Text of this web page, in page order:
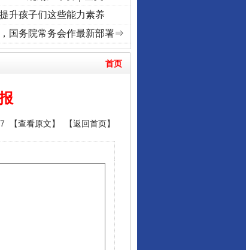
使命 奋进复兴征程丨“转折之城”激荡..
升孩子们这些能力素养
国务院常务会作最新部署⇒
首页
【查看原文】 【返回首页】